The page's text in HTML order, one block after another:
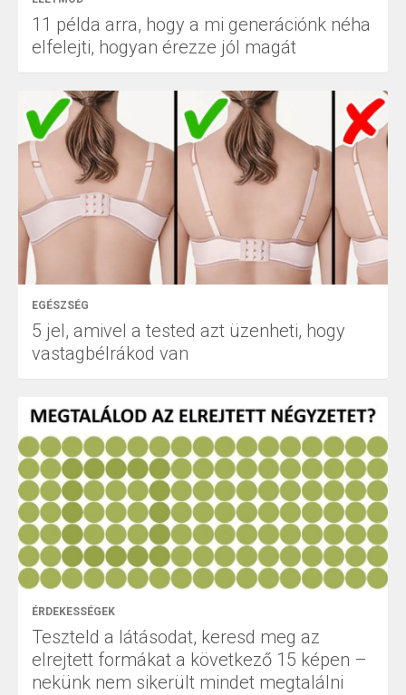
11 példa arra, hogy a mi generációnk néha
elfelejti, hogyan érezze jól magát
EGÉSZSÉG
5 jel, amivel a tested azt üzenheti, hogy
vastagbélrákod van
ÉRDEKESSÉGEK
Teszteld a látásodat, keresd meg az
elrejtett formákat a következő 15 képen –
nekünk nem sikerült mindet megtalálni